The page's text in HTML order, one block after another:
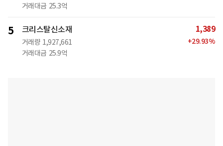
거래대금 25.3억
5 크리스탈신소재
거래량 1,927,661
거래대금 25.9억
1,389
+29.93%